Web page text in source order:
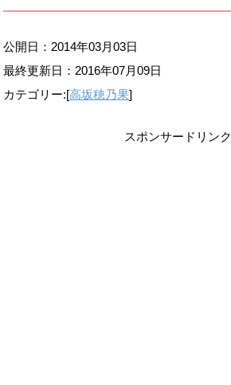
公開日：2014年03月03日
最終更新日： 2016年07月09日
カテゴリー:[高坂穂乃果]
スポンサードリンク